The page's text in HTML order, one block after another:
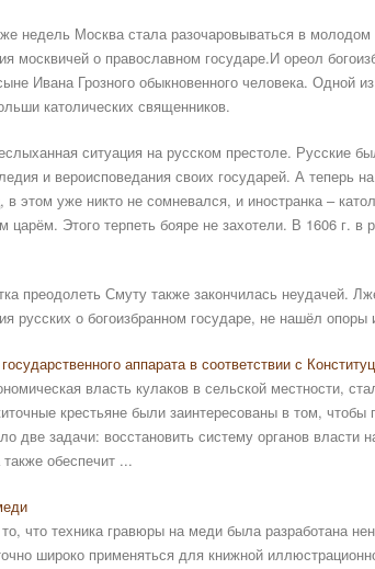
недель Москва стала разочаровываться в
москвичей о православном государе.И ореол
Ивана Грозного обыкновенного человека. Одной
католических священников.
ситуация на русском престоле. Русские
и вероисповедания своих государей. А теперь
в этом уже никто не сомневался, и иностранка –
царём. Этого терпеть бояре не захотели. В 1606 г.
преодолеть Смуту также закончилась неудачей.
русских о богоизбранном государе, не нашёл
аппарата в соответствии с
власть кулаков в сельской местности,
крестьяне были заинтересованы в том, чтобы
две задачи: восстановить систему органов власти
обеспечит ...
что техника гравюры на меди была разработана
широко применяться для книжной